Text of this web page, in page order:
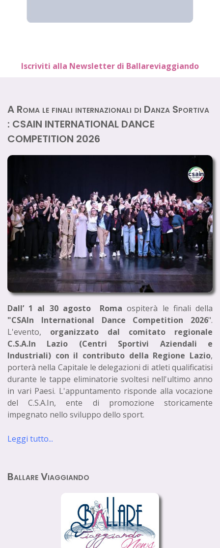
Iscriviti alla Newsletter di Ballareviaggiando
A Roma le finali internazionali di Danza Sportiva
: CSAIN INTERNATIONAL DANCE
COMPETITION 2026
Dall’ 1 al 30 agosto Roma ospiterà le finali della
"CSAIn International Dance Competition 2026".
L'evento, organizzato dal comitato regionale
C.S.A.In Lazio (Centri Sportivi Aziendali e
Industriali) con il contributo della Regione Lazio,
porterà nella Capitale le delegazioni di atleti qualificatisi
durante le tappe eliminatorie svoltesi nell'ultimo anno
in vari Paesi. L'appuntamento risponde alla vocazione
del C.S.A.In, ente di promozione storicamente
impegnato nello sviluppo dello sport.
Leggi tutto...
Ballare Viaggiando